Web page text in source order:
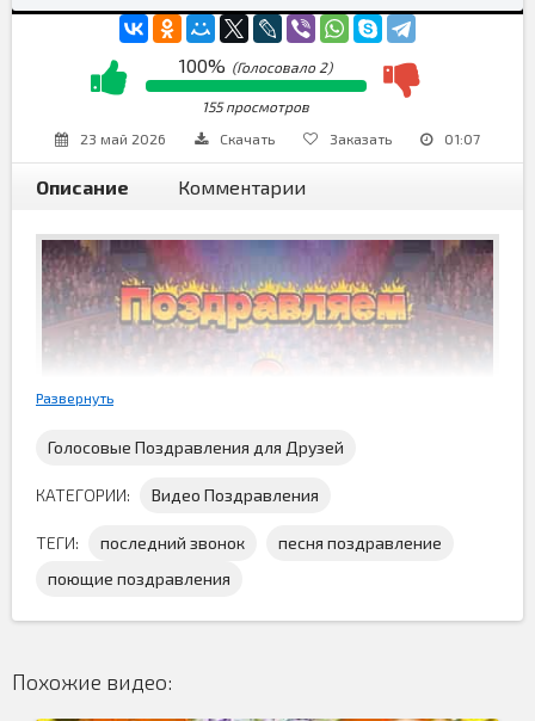
100% (Голосовало 2)
155 просмотров
23 май 2026
Скачать Заказать 01:07
Описание Комментарии
Песня
поздравление на последний звонок скачать
бесплатнои поздравить всех выпускников с этим
Развернуть
Голосовые Поздравления для Друзей
КАТЕГОРИИ: Видео Поздравления
ТЕГИ: последний звонок
песня поздравление
поющие поздравления
Похожие видео: